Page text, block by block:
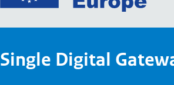
Your
Single Digital